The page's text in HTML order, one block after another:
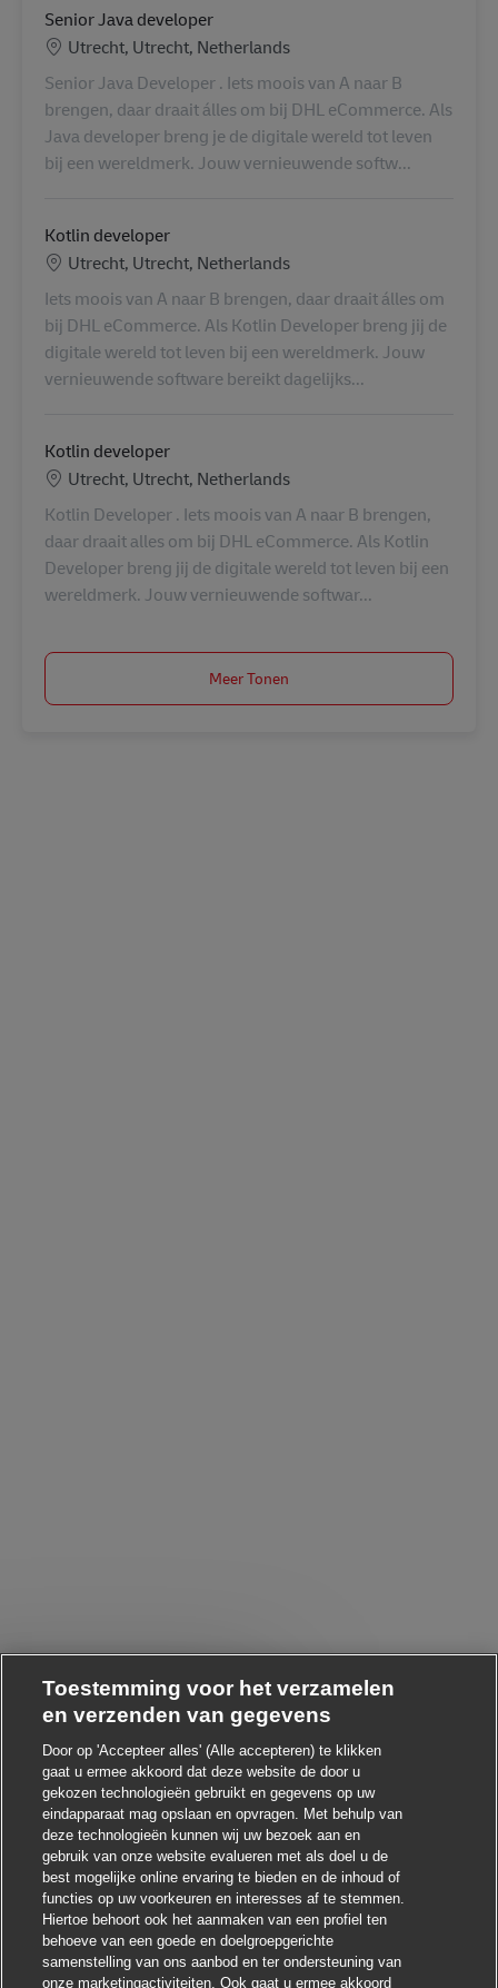
Senior Java developer
Locatie
Utrecht, Utrecht, Netherlands
Senior Java Developer . Iets moois van A naar B
brengen, daar draait álles om bij DHL eCommerce. Als
Java developer breng je de digitale wereld tot leven
bij een wereldmerk. Jouw vernieuwende softw...
Kotlin developer
Locatie
Utrecht, Utrecht, Netherlands
Iets moois van A naar B brengen, daar draait álles om
bij DHL eCommerce. Als Kotlin Developer breng jij de
digitale wereld tot leven bij een wereldmerk. Jouw
vernieuwende software bereikt dagelijks...
Kotlin developer
Locatie
Utrecht, Utrecht, Netherlands
Kotlin Developer . Iets moois van A naar B brengen,
daar draait alles om bij DHL eCommerce. Als Kotlin
Developer breng jij de digitale wereld tot leven bij een
wereldmerk. Jouw vernieuwende softwar...
Meer Tonen
Toestemming voor het verzamelen
en verzenden van gegevens
Door op 'Accepteer alles' (Alle accepteren) te klikken
gaat u ermee akkoord dat deze website de door u
gekozen technologieën gebruikt en gegevens op uw
eindapparaat mag opslaan en opvragen. Met behulp van
deze technologieën kunnen wij uw bezoek aan en
gebruik van onze website evalueren met als doel u de
best mogelijke online ervaring te bieden en de inhoud of
functies op uw voorkeuren en interesses af te stemmen.
Hiertoe behoort ook het aanmaken van een profiel ten
behoeve van een goede en doelgroepgerichte
samenstelling van ons aanbod en ter ondersteuning van
onze marketingactiviteiten. Ook gaat u ermee akkoord
je interesse in deze baan? Chatbot-melding sluiten
Ik ben geïnteresseerd
Soortgelijke banen zoeken